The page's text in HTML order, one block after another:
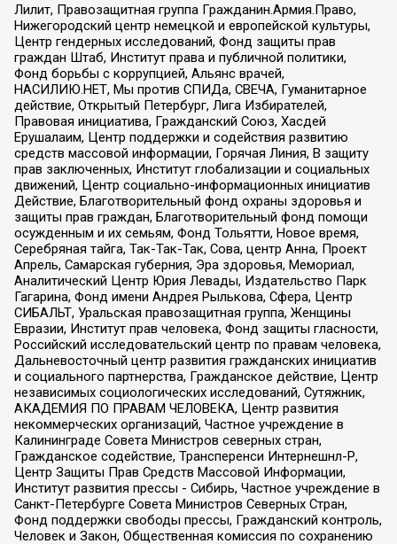
Лилит, Правозащитная группа Гражданин.Армия.Право,
Нижегородский центр немецкой и европейской культуры,
Центр гендерных исследований, Фонд защиты прав
граждан Штаб, Институт права и публичной политики,
Фонд борьбы с коррупцией, Альянс врачей,
НАСИЛИЮ.НЕТ, Мы против СПИДа, СВЕЧА, Гуманитарное
действие, Открытый Петербург, Лига Избирателей,
Правовая инициатива, Гражданский Союз, Хасдей
Ерушалаим, Центр поддержки и содействия развитию
средств массовой информации, Горячая Линия, В защиту
прав заключенных, Институт глобализации и социальных
движений, Центр социально-информационных инициатив
Действие, Благотворительный фонд охраны здоровья и
защиты прав граждан, Благотворительный фонд помощи
осужденным и их семьям, Фонд Тольятти, Новое время,
Серебряная тайга, Так-Так-Так, Сова, центр Анна, Проект
Апрель, Самарская губерния, Эра здоровья, Мемориал,
Аналитический Центр Юрия Левады, Издательство Парк
Гагарина, Фонд имени Андрея Рылькова, Сфера, Центр
СИБАЛЬТ, Уральская правозащитная группа, Женщины
Евразии, Институт прав человека, Фонд защиты гласности,
Российский исследовательский центр по правам человека,
Дальневосточный центр развития гражданских инициатив
и социального партнерства, Гражданское действие, Центр
независимых социологических исследований, Сутяжник,
АКАДЕМИЯ ПО ПРАВАМ ЧЕЛОВЕКА, Центр развития
некоммерческих организаций, Частное учреждение в
Калининграде Совета Министров северных стран,
Гражданское содействие, Трансперенси Интернешнл-Р,
Центр Защиты Прав Средств Массовой Информации,
Институт развития прессы - Сибирь, Частное учреждение в
Санкт-Петербурге Совета Министров Северных Стран,
Фонд поддержки свободы прессы, Гражданский контроль,
Человек и Закон, Общественная комиссия по сохранению